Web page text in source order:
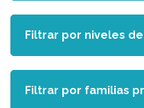
Filtrar por niveles
Filtrar por familias